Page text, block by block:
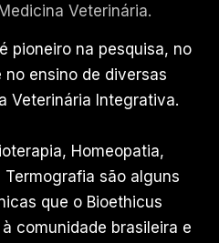
Veterinária.
pioneiro na pesquisa, no
ensino de diversas
Veterinária Integrativa.
Homeopatia,
são alguns
que o Bioethicus
comunidade brasileira e